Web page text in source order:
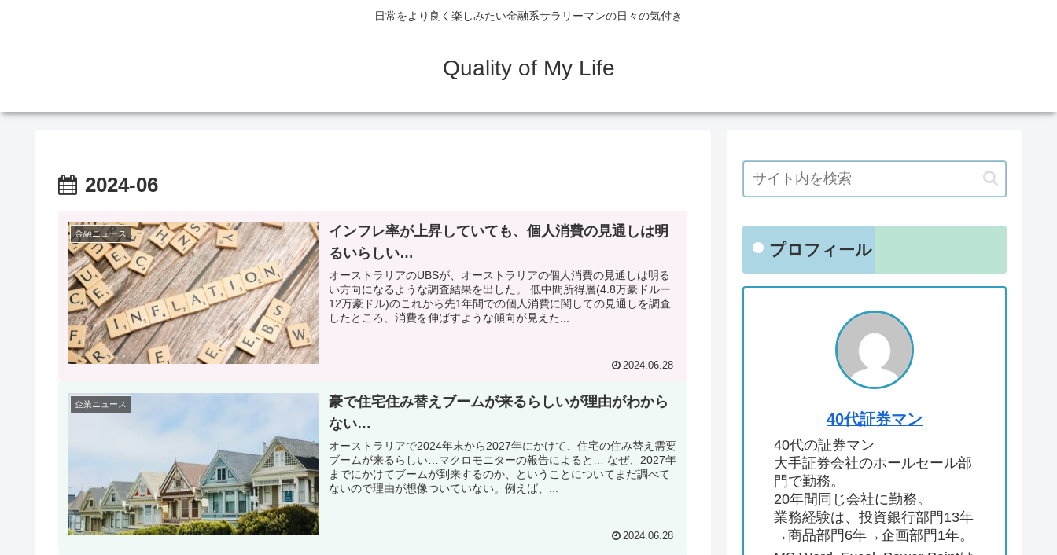
日常をより良く楽しみたい金融系サラリーマンの日々の気付き
Quality of My Life
2024-06
金融ニュース
インフレ率が上昇していても、個人消費の見通しは明
るいらしい…
オーストラリアのUBSが、オーストラリアの個人消費の見通しは明る
い方向になるような調査結果を出した。 低中間所得層(4.8万豪ドルー
12万豪ドル)のこれから先1年間での個人消費に関しての見通しを調査
したところ、消費を伸ばすような傾向が見えた...
2024.06.28
企業ニュース
豪で住宅住み替えブームが来るらしいが理由がわから
ない…
オーストラリアで2024年末から2027年にかけて、住宅の住み替え需要
ブームが来るらしい…マクロモニターの報告によると… なぜ、2027年
までにかけてブームが到来するのか、ということについてまだ調べて
ないので理由が想像ついていない。例えば、...
2024.06.28
プロフィール
40代証券マン
40代の証券マン
大手証券会社のホールセール部
門で勤務。
20年間同じ会社に勤務。
業務経験は、投資銀行部門13年
→商品部門6年→企画部門1年。